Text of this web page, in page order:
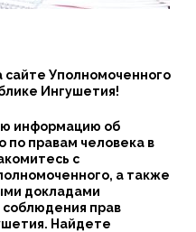
сайте Уполномоченного
Ингушетия!
информацию об
по правам человека в
с
а также
докладами
соблюдения прав
Найдете